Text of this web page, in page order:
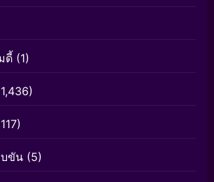
ดี้ (1)
ขัน (5)